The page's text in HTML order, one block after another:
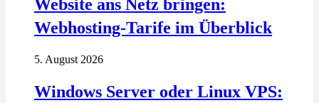
Website ans Netz bringen:
Webhosting-Tarife im Überblick
5. August 2026
Windows Server oder Linux VPS: